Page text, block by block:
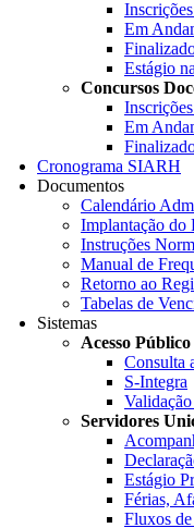
Em
Estágio
Concursos
Em
Cronograma SIARH
Documentos
Calendário
Implantação do
Instruções
Manual de
Retorno ao
Tabelas de
Sistemas
Acesso Público
Consulta
S-Integra
Servidores
Estágio
Férias,
Fluxos